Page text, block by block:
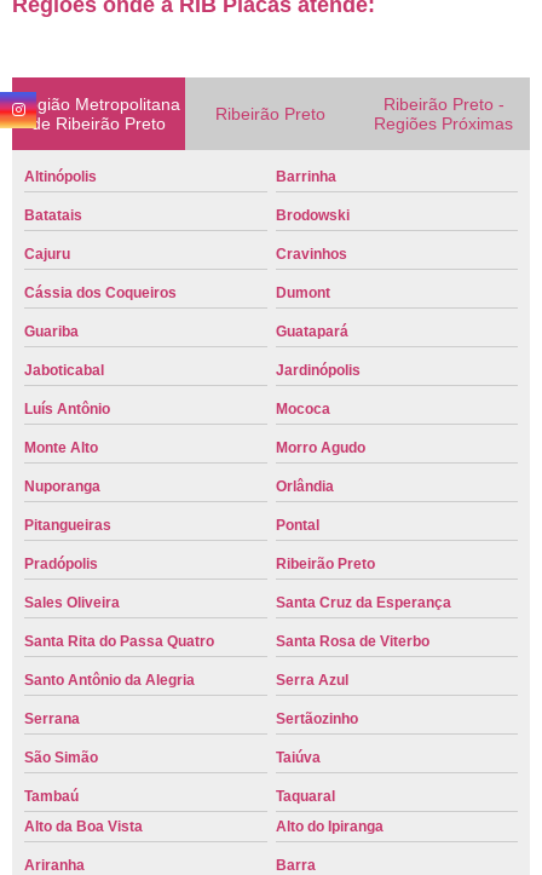
Regiões onde a RIB Placas atende:
Região Metropolitana
de Ribeirão Preto
Ribeirão Preto
Ribeirão Preto -
Regiões Próximas
Altinópolis Barrinha
Batatais Brodowski
Cajuru Cravinhos
Cássia dos Coqueiros Dumont
Guariba Guatapará
Jaboticabal Jardinópolis
Luís Antônio Mococa
Monte Alto Morro Agudo
Nuporanga Orlândia
Pitangueiras Pontal
Pradópolis Ribeirão Preto
Sales Oliveira Santa Cruz da Esperança
Santa Rita do Passa Quatro Santa Rosa de Viterbo
Santo Antônio da Alegria Serra Azul
Serrana Sertãozinho
São Simão Taiúva
Tambaú
Taquaral
Alto da Boa Vista
Alto do Ipiranga
Ariranha Barra